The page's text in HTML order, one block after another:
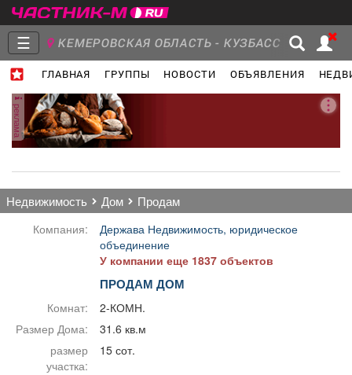
☰ КЕМЕРОВСКАЯ ОБЛАСТЬ - КУЗБАСС
ГЛАВНАЯ ГРУППЫ НОВОСТИ ОБЪЯВЛЕНИЯ
Главная
Группы Новости
реклама
недвижимость дом продам
Компания:
Держава Недвижимость, юридическое
объединение
У компании еще 1837 объектов
ПРОДАМ ДОМ
Комнат:
2-КОМН.
Размер Дома:
31.6 кв.м
размер
участка:
15 сот.